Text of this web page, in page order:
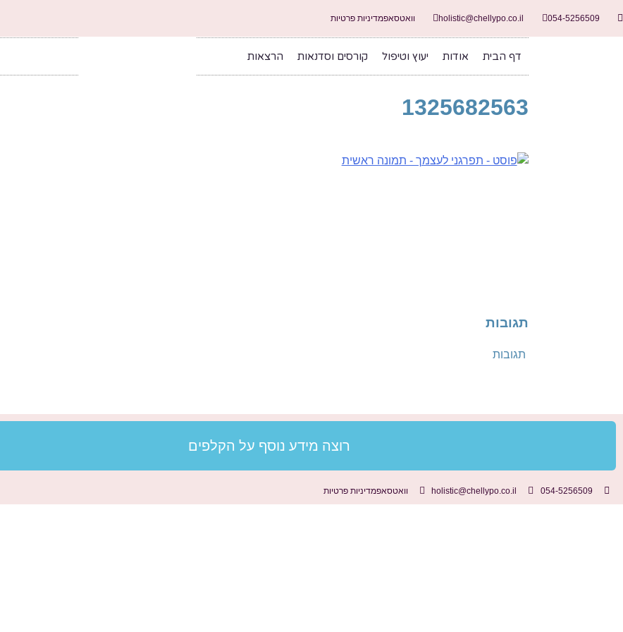
054-5256509
holistic@chellypo.co.il וואטסאפמדיניות פרטיות
דף הבית אודות יעוץ וטיפול קורסים וסדנאות הרצאות
1325682563
תגובות
תגובות
רוצה מידע נוסף על הקלפים
054-5256509
holistic@chellypo.co.il וואטסאפמדיניות פרטיות